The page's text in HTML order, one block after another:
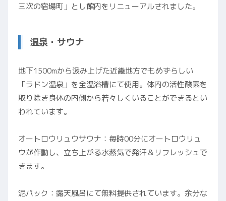
三次の宿場町」とし館内をリニューアルされました。
温泉・サウナ
地下1500mから汲み上げた近畿地方でもめずらしい
「ラドン温泉」を全温浴槽にて使用。体内の活性酸素を
取り除き身体の内側から若々しくいることができるとい
われています。
オートロウリュウサウナ：毎時00分にオートロウリュ
ウが作動し、立ち上がる水蒸気で発汗＆リフレッシュで
きます。
泥パック：露天風呂にて無料提供されています。余分な